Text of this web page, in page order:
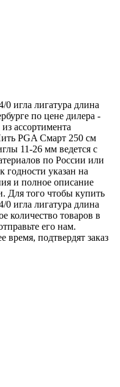
игла лигатура длина
по цене дилера -
ассортимента
PGA Смарт 250 см
11-26 мм ведется с
по России или
годности указан на
и полное описание
Для того чтобы купить
игла лигатура длина
количество товаров в
его нам.
подтвердят заказ